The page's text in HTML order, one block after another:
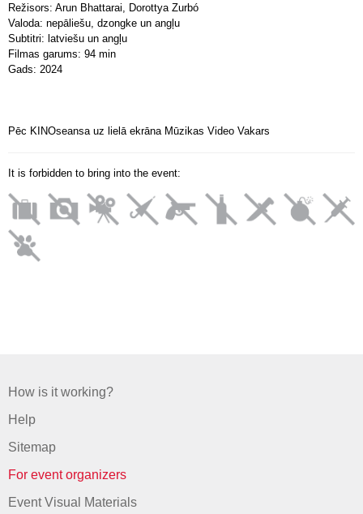
Režisors: Arun Bhattarai, Dorottya Zurbó
Valoda: nepāliešu, dzongke un angļu
Subtitri: latviešu un angļu
Filmas garums: 94 min
Gads: 2024
Pēc KINOseansa uz lielā ekrāna Mūzikas Video Vakars
It is forbidden to bring into the event:
How is it working?
Help
Sitemap
For event organizers
Event Visual Materials